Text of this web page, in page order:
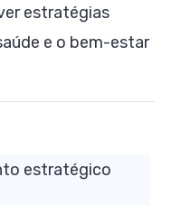
estratégias
e o bem-estar
estratégico